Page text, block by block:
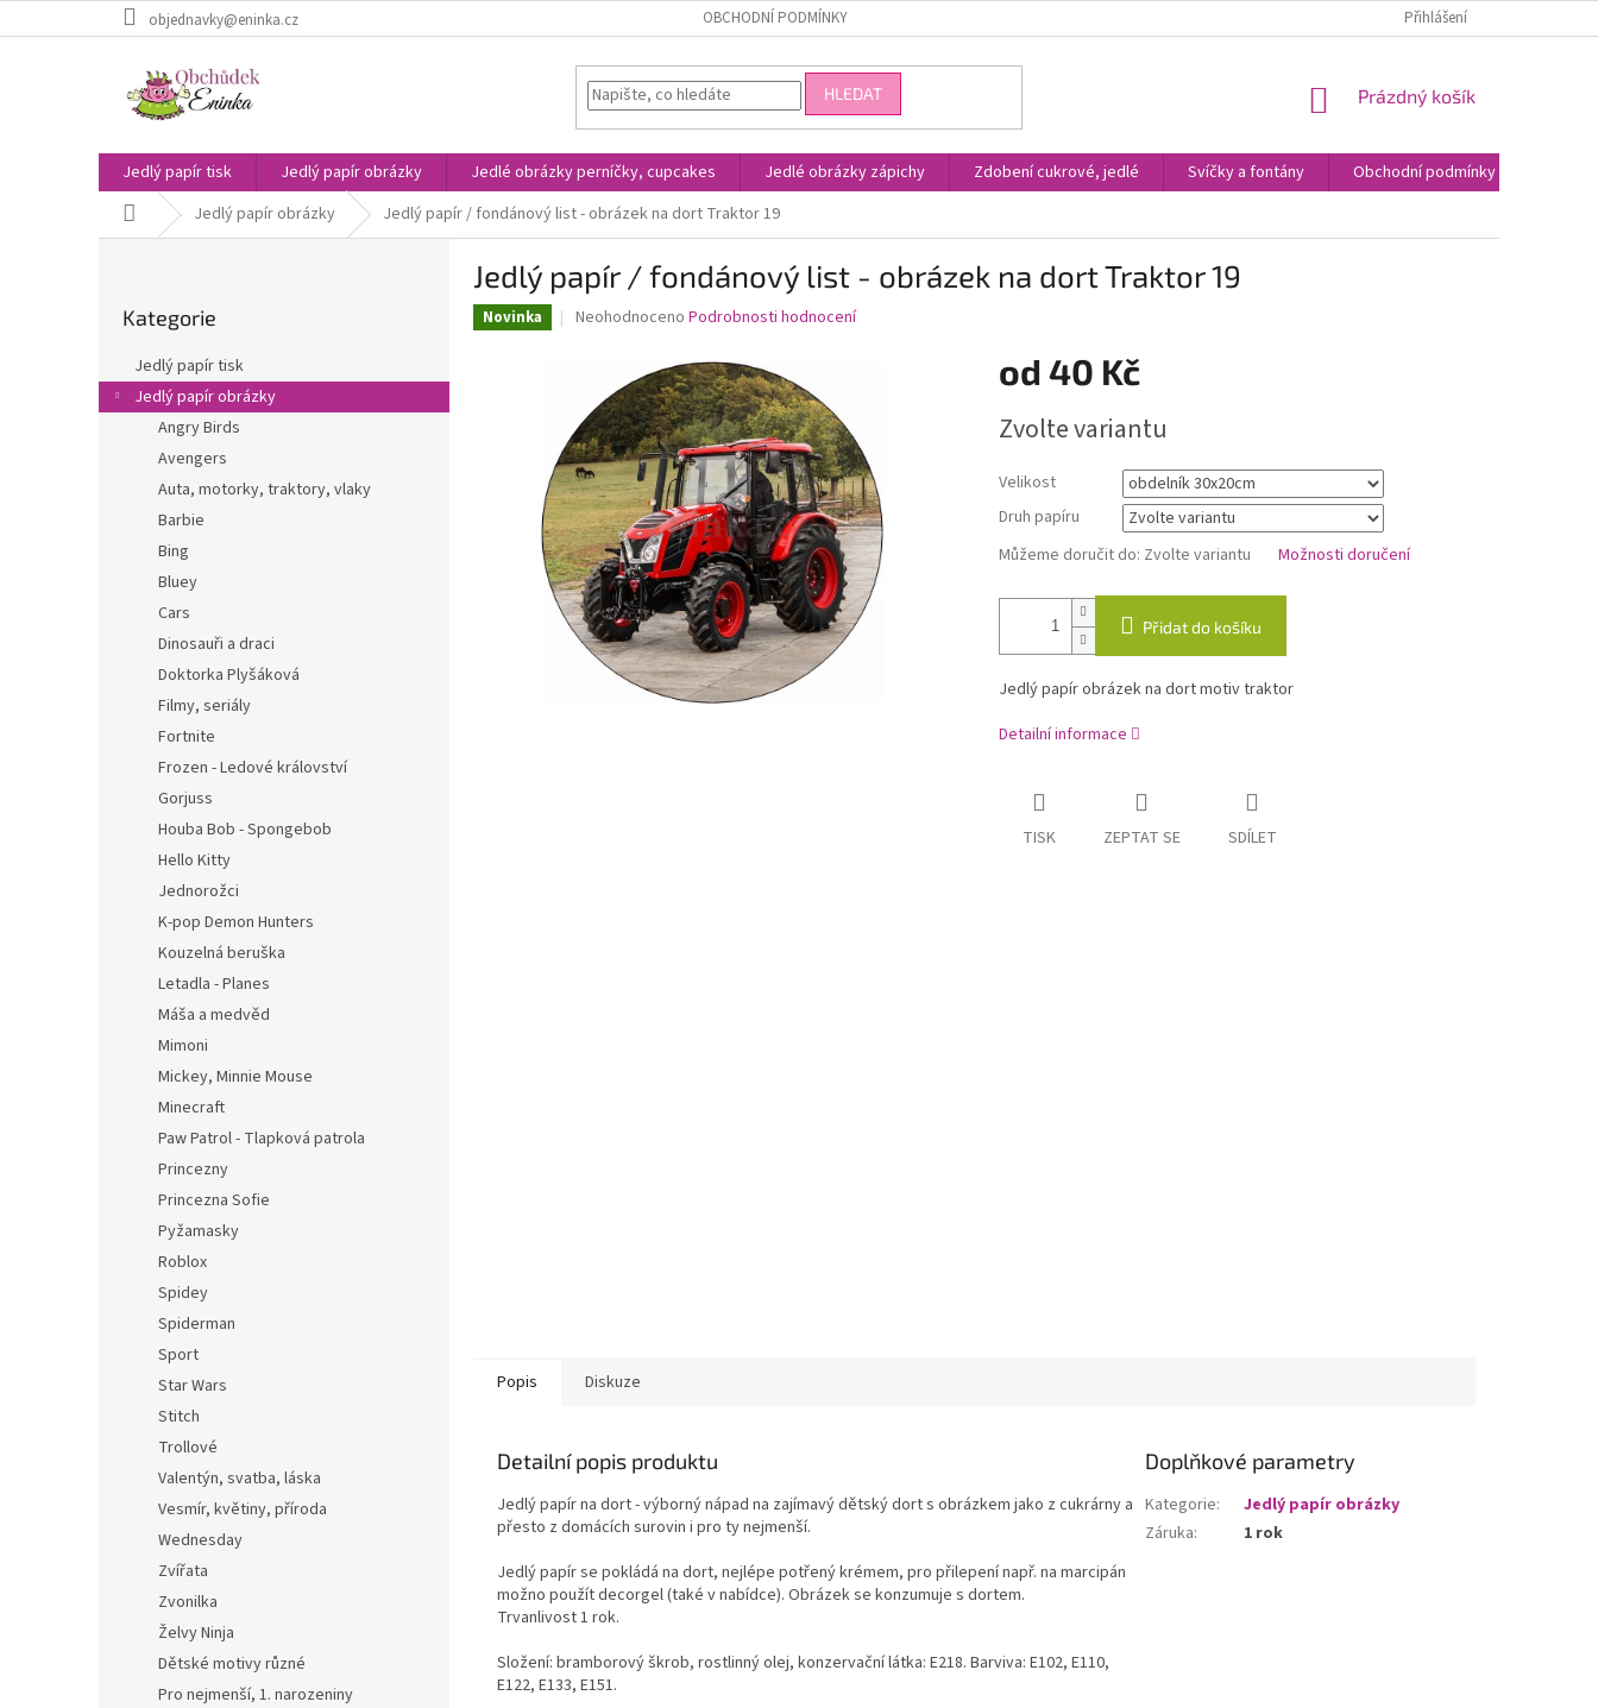
na
objednavky@eninka.cz OBCHODNÍ PODMÍNKY Přihlášení
HLEDAT
NÁKUPNÍ
Prázdný košík
Jedlý papír tisk Jedlý papír obrázky Jedlé obrázky perníčky, cupcakes Jedlé obrázky zápichy Zdobení cukrové, jedlé Svíčky a fontány Obchodní podmínky
Domů Jedlý papír obrázky Jedlý papír / fondánový list - obrázek na dort Traktor 19
a
n
kategorie
Kategorie
Jedlý papír tisk
Jedlý papír obrázky
Angry Birds
Avengers
Auta, motorky, traktory, vlaky
Barbie
Bing
Bluey
Cars
Dinosauři a draci
Doktorka Plyšáková
Filmy, seriály
Fortnite
Frozen - Ledové království
Gorjuss
Houba Bob - Spongebob
Hello Kitty
Jednorožci
K-pop Demon Hunters
Kouzelná beruška
Letadla - Planes
Máša a medvěd
Mimoni
Mickey, Minnie Mouse
Minecraft
Paw Patrol - Tlapková patrola
Princezny
Princezna Sofie
Pyžamasky
Roblox
Spidey
Spiderman
Sport
Star Wars
Stitch
Trollové
Valentýn, svatba, láska
Vesmír, květiny, příroda
Wednesday
Zvířata
Zvonilka
Želvy Ninja
Dětské motivy různé
Pro nejmenší, 1. narozeniny
Jedlý papír / fondánový list - obrázek na dort Traktor 19
Novinka
Průměrné
0,0
z
5
hvězdiček.
Neohodnoceno Podrobnosti hodnocení
od 40 Kč
cena:
Zvolte variantu
Velikost
Druh papíru
Můžeme doručit do: Zvolte variantu Možnosti doručení
Přidat do košíku
Jedlý papír obrázek na dort motiv traktor
Detailní informace
TISK ZEPTAT SE SDÍLET
Popis Diskuze
Detailní popis produktu
Jedlý papír na dort - výborný nápad na zajímavý dětský dort s obrázkem jako z cukrárny a
přesto z domácích surovin i pro ty nejmenší.
Jedlý papír se pokládá na dort, nejlépe potřený krémem, pro přilepení např. na marcipán
možno použít decorgel (také v nabídce). Obrázek se konzumuje s dortem.
Trvanlivost 1 rok.
Složení: bramborový škrob, rostlinný olej, konzervační látka: E218. Barviva: E102, E110,
E122, E133, E151.
Doplňkové parametry
Kategorie:
Jedlý papír obrázky
Záruka: 1 rok